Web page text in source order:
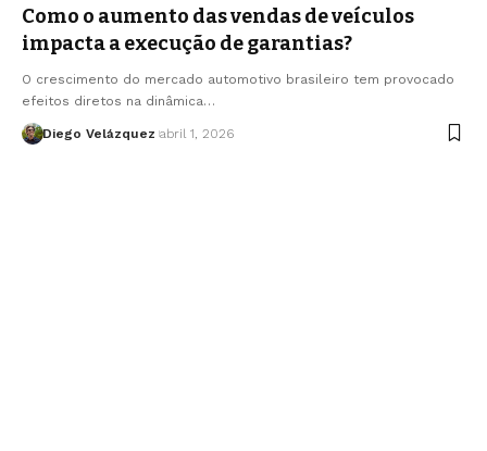
Como o aumento das vendas de veículos
impacta a execução de garantias?
O crescimento do mercado automotivo brasileiro tem provocado
efeitos diretos na dinâmica…
Diego Velázquez abril 1, 2026